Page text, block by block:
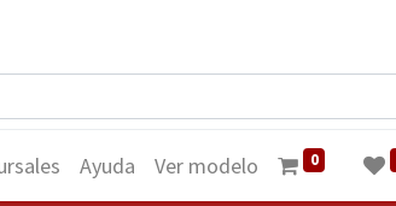
Ayuda Ver modelo 0